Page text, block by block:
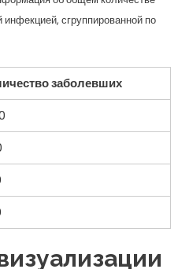
сгруппированной по
заболевших